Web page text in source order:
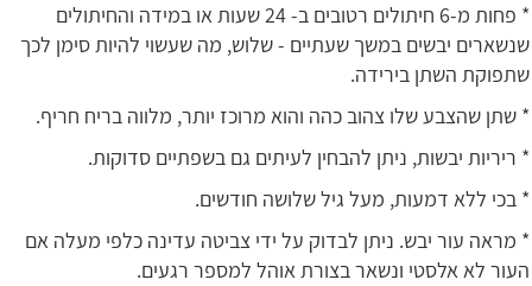
* פחות מ-6 חיתולים רטובים ב- 24 שעות או במידה והחיתולים
שנשארים יבשים במשך שעתיים - שלוש, מה שעשוי להיות סימן לכך
שתפוקת השתן בירידה.
* שתן שהצבע שלו צהוב כהה והוא מרוכז יותר, מלווה בריח חריף.
* ריריות יבשות, ניתן להבחין לעיתים גם בשפתיים סדוקות.
* בכי ללא דמעות, מעל גיל שלושה חודשים.
* מראה עור יבש. ניתן לבדוק על ידי צביטה עדינה כלפי מעלה אם
העור לא אלסטי ונשאר בצורת אוהל למספר רגעים.